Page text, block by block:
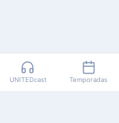
UNITEDcast Temporadas